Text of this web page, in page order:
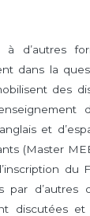
d’autres
dans la
des
et
(Master
du
par d’autres
discutées